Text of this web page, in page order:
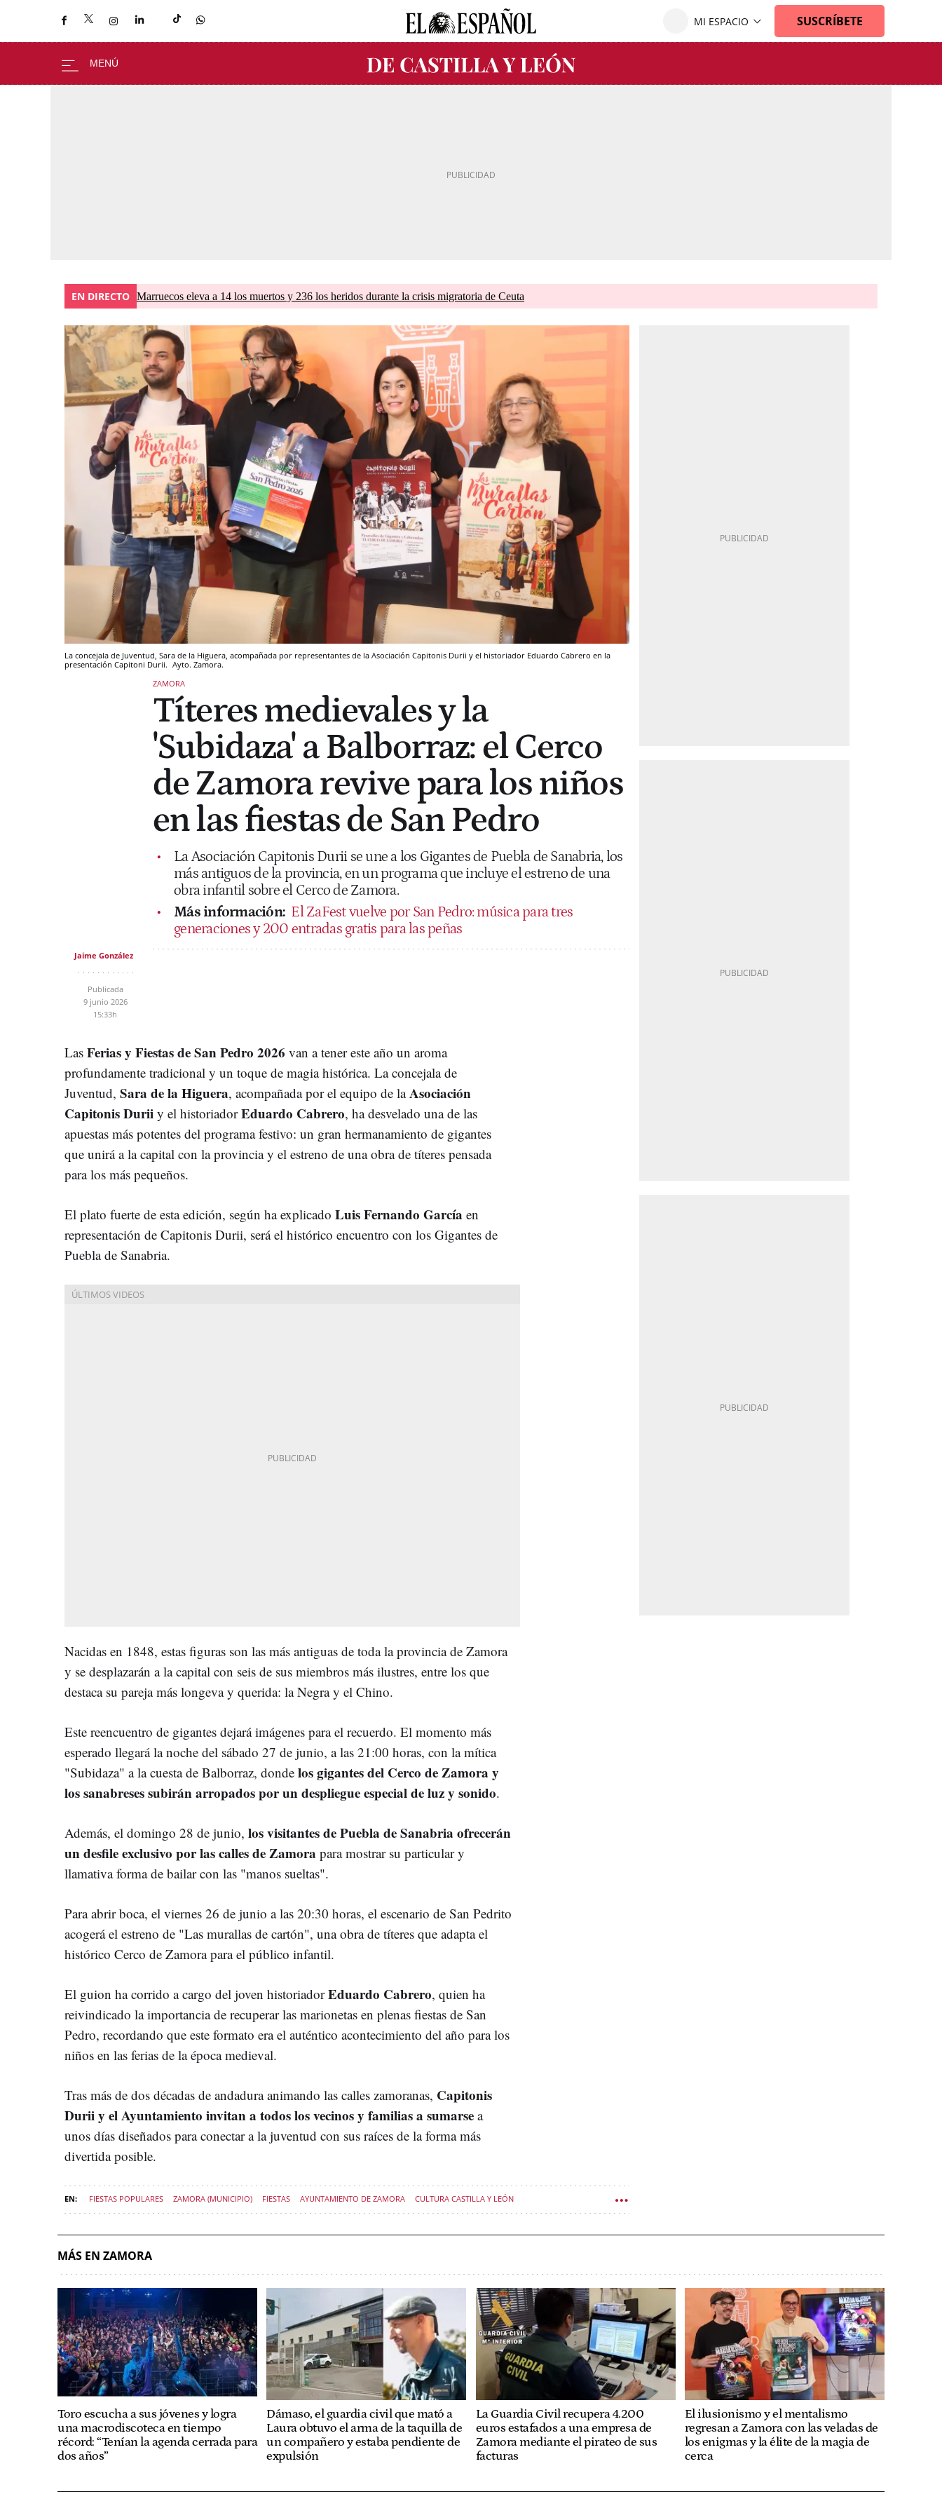
EN DIRECTO Marruecos eleva a 14 los muertos y 236 los heridos durante la crisis migratoria de Ceuta
La concejala de Juventud, Sara de la Higuera, acompañada por representantes de la Asociación Capitonis Durii y el historiador Eduardo Cabrero en la
presentación Capitoni Durii. Ayto. Zamora.
ZAMORA
Títeres medievales y la
'Subidaza' a Balborraz: el Cerco
de Zamora revive para los niños
en las fiestas de San Pedro
La Asociación Capitonis Durii se une a los Gigantes de Puebla de Sanabria, los
más antiguos de la provincia, en un programa que incluye el estreno de una
obra infantil sobre el Cerco de Zamora.
Más información: El ZaFest vuelve por San Pedro: música para tres
generaciones y 200 entradas gratis para las peñas
Jaime González
Publicada
9 junio 2026
15:33h
Las Ferias y Fiestas de San Pedro 2026 van a tener este año un aroma
profundamente tradicional y un toque de magia histórica. La concejala de
Juventud, Sara de la Higuera, acompañada por el equipo de laAsociación
Capitonis Durii y el historiadorEduardo Cabrero, ha desvelado una de las
apuestas más potentes del programa festivo: un gran hermanamiento de gigantes
que unirá a la capital con la provincia y el estreno de una obra de títeres pensada
para los más pequeños.
El plato fuerte de esta edición, según ha explicado Luis Fernando García en
representación de Capitonis Durii, será el histórico encuentro con los Gigantes de
Puebla de Sanabria.
Nacidas en 1848, estas figuras son las más antiguas de toda la provincia de Zamora
y se desplazarán a la capital con seis de sus miembros más ilustres, entre los que
destaca su pareja más longeva y querida: la Negra y el Chino.
Este reencuentro de gigantes dejará imágenes para el recuerdo. El momento más
esperado llegará la noche del sábado 27 de junio, a las 21:00 horas, con la mítica
"Subidaza" a la cuesta de Balborraz, donde los gigantes del Cerco de Zamora y
los sanabreses subirán arropados por un despliegue especial de luz y sonido.
Además, el domingo 28 de junio, los visitantes de Puebla de Sanabria ofrecerán
un desfile exclusivo por las calles de Zamora para mostrar su particular y
llamativa forma de bailar con las "manos sueltas".
Para abrir boca, el viernes 26 de junio a las 20:30 horas, el escenario de San Pedrito
acogerá el estreno de "Las murallas de cartón", una obra de títeres que adapta el
histórico Cerco de Zamora para el público infantil.
El guion ha corrido a cargo del joven historiadorEduardo Cabrero, quien ha
reivindicado la importancia de recuperar las marionetas en plenas fiestas de San
Pedro, recordando que este formato era el auténtico acontecimiento del año para los
niños en las ferias de la época medieval.
Tras más de dos décadas de andadura animando las calles zamoranas, Capitonis
Durii y el Ayuntamiento invitan a todos los vecinos y familias a sumarse a
unos días diseñados para conectar a la juventud con sus raíces de la forma más
divertida posible.
FIESTAS POPULARES ZAMORA (MUNICIPIO) FIESTAS AYUNTAMIENTO DE ZAMORA CULTURA CASTILLA Y LEÓN
MÁS EN ZAMORA
Toro escucha a sus jóvenes y logra
una macrodiscoteca en tiempo
récord: “Tenían la agenda cerrada para
dos años”
Dámaso, el guardia civil que mató a
Laura obtuvo el arma de la taquilla de
un compañero y estaba pendiente de
expulsión
La Guardia Civil recupera 4.200
euros estafados a una empresa de
Zamora mediante el pirateo de sus
facturas
El ilusionismo y el mentalismo
regresan a Zamora con las veladas de
los enigmas y la élite de la magia de
cerca